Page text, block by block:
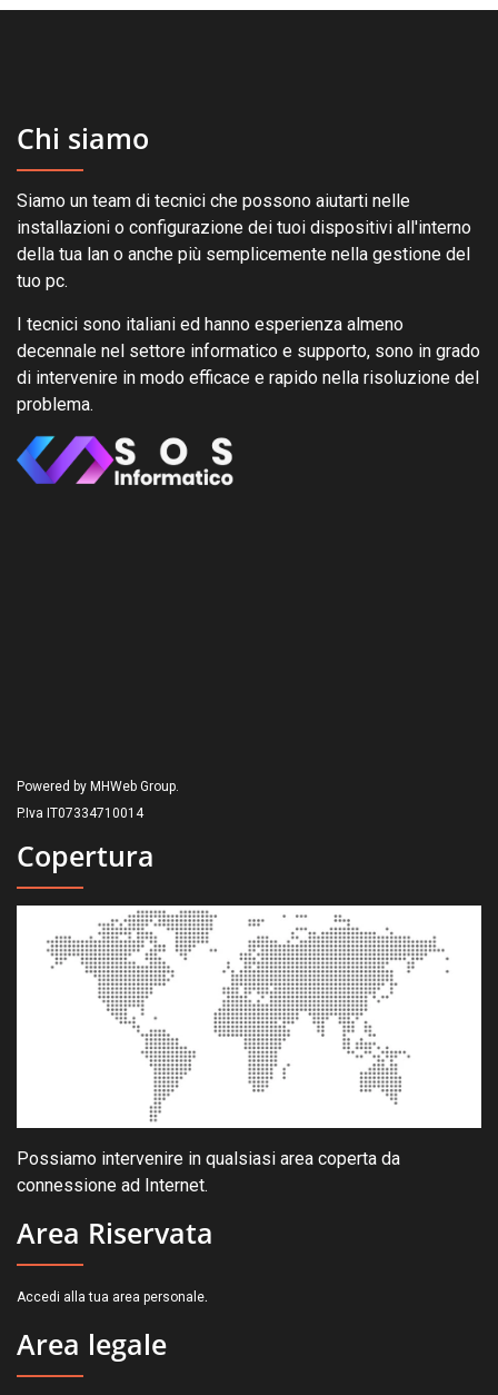
Chi siamo
Siamo un team di tecnici che possono aiutarti nelle
installazioni o configurazione dei tuoi dispositivi all'interno
della tua lan o anche più semplicemente nella gestione del
tuo pc.
I tecnici sono italiani ed hanno esperienza almeno
decennale nel settore informatico e supporto, sono in grado
di intervenire in modo efficace e rapido nella risoluzione del
problema.
Powered by MHWeb Group.
P.Iva IT07334710014
Copertura
Possiamo intervenire in qualsiasi area coperta da
connessione ad Internet.
Area Riservata
Accedi alla tua area personale.
Area legale